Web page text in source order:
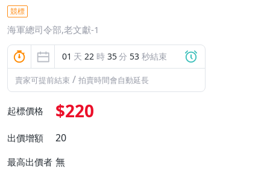
競標
海軍總司令部,老文獻-1
01 天 22 時 35分 52 秒結束
賣家可提前結束 / 拍賣時間會自動延長
起標價格 $220
出價增額 20
最高出價者 無